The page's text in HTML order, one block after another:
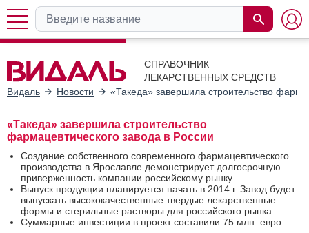
СПРАВОЧНИК
ЛЕКАРСТВЕННЫХ СРЕДСТВ
Видаль
Новости «Такеда» завершила строительство
«Такеда» завершила строительство
фармацевтического завода в России
Создание собственного современного фармацевтического
производства в Ярославле демонстрирует долгосрочную
приверженность компании российскому рынку
Выпуск продукции планируется начать в 2014 г. Завод будет
выпускать высококачественные твердые лекарственные
формы и стерильные растворы для российского рынка
Суммарные инвестиции в проект составили 75 млн. евро